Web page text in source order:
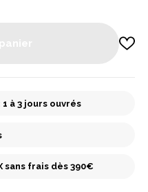
1 à 3 jours ouvrés
sans frais dès 390€